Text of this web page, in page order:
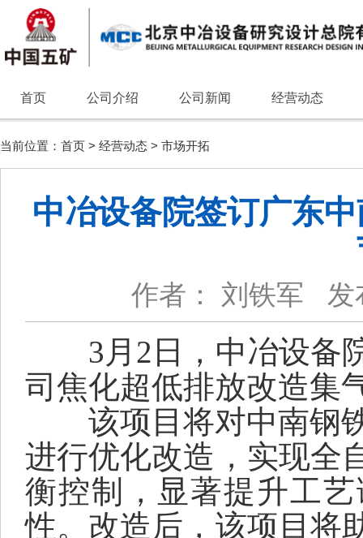
首页 公司介绍 公司新闻 经营动态
当前位置： 首页 > 经营动态 > 市场开拓
中冶设备院签订广东
作者： 刘铁军 发
3月2日
，中冶设备
司 焦化超低排放改造集
该项目将对中南钢
进行优化改造，实现全
衡控制， 显著提升工
性。改造后， 该项目 将